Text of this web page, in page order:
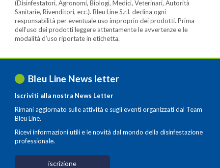
(Disinfestatori, Agronomi, Biologi, Medici, Veterinari, Autorità
Sanitarie, Rivenditori, ecc.). Bleu Line S.r.l. declina ogni
responsabilità per eventuale uso improprio dei prodotti. Prima
dell’uso dei prodotti leggere attentamente le avvertenze e le
modalità d’uso riportate in etichetta.
Bleu Line News letter
Iscriviti alla nostra News Letter
Rimani aggiornato sulle attività e sugli eventi organizzati dal Team
Bleu Line.
Ricevi informazioni utili e le novità dal mondo della disinfestazione
professionale.
iscrizione